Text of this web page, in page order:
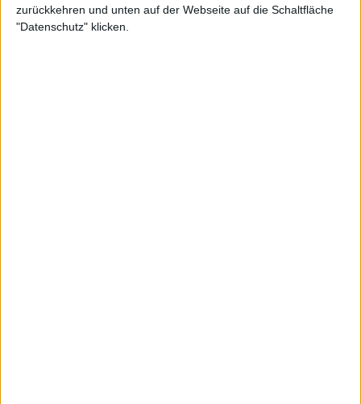
zurückkehren und unten auf der Webseite auf die Schaltfläche
"Datenschutz" klicken.
Thanks war ja auch schon im Liveset, lange bevor es